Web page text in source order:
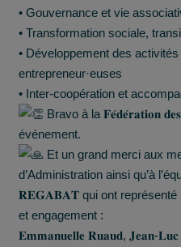
• Gouvernance et vie
• Transformation sociale,
• Développement des
entrepreneur·euses
• Inter-coopération et
Bravo à la 𝐅𝐞́𝐝𝐞́𝐫𝐚𝐭𝐢𝐨𝐧
événement.
Et un grand merci aux
d’Administration ainsi qu’à
𝐑𝐄𝐆𝐀𝐁𝐀𝐓 qui ont représenté
et engagement :
𝐄𝐦𝐦𝐚𝐧𝐮𝐞𝐥𝐥𝐞 𝐑𝐮𝐚𝐮𝐝, 𝐉𝐞𝐚𝐧-𝐋𝐮𝐜